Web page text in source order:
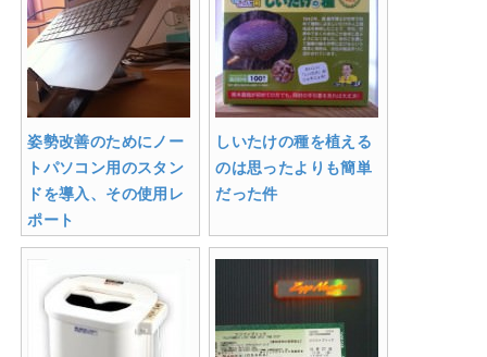
姿勢改善のためにノー
トパソコン用のスタン
ドを導入、その使用レ
ポート
しいたけの種を植える
のは思ったよりも簡単
だった件